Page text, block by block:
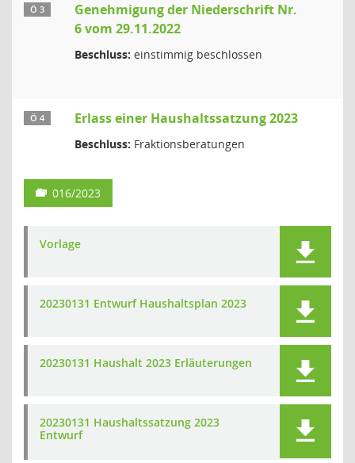
Ö 3
Genehmigung der Niederschrift Nr.
6 vom 29.11.2022
Beschluss: einstimmig beschlossen
Ö 4 Erlass einer Haushaltssatzung 2023
Beschluss: Fraktionsberatungen
016/2023
Vorlage
20230131 Entwurf Haushaltsplan 2023
20230131 Haushalt 2023 Erläuterungen
20230131 Haushaltssatzung 2023
Entwurf